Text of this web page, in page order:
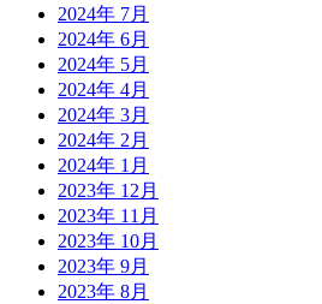
2024年 7月
2024年 6月
2024年 5月
2024年 4月
2024年 3月
2024年 2月
2024年 1月
2023年 12月
2023年 11月
2023年 10月
2023年 9月
2023年 8月